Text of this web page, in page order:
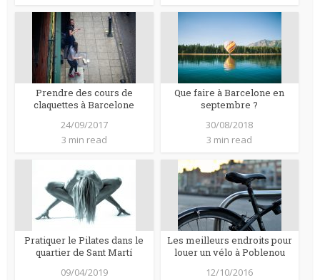
Prendre des cours de
claquettes à Barcelone
24/09/2017
3 min read
Que faire à Barcelone en
septembre ?
30/08/2018
3 min read
Pratiquer le Pilates dans le
quartier de Sant Martí
09/04/2019
Les meilleurs endroits pour
louer un vélo à Poblenou
12/10/2016